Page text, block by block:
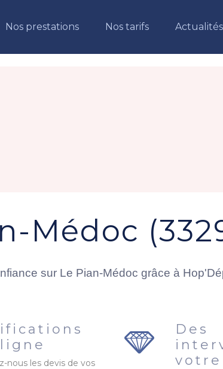
Nos prestations Nos tarifs Actualités
Médoc
sur Le Pian-Médoc grâce à
nous les devis de vos
Des